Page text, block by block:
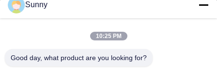
E-mail
sunny.xu@woolsche.com
Sunny
10:25 PM
Good day, what product are you looking for?